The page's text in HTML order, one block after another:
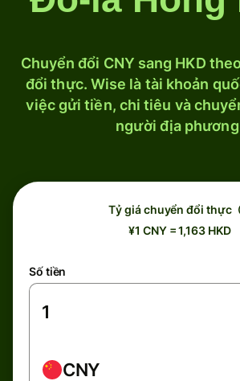
Chuyển đổi CNY sang HKD
đổi thực. Wise là tài khoản
việc gửi tiền, chi tiêu và
người địa
Tỷ giá chuyển đổi thực
¥1 CNY = 1,163 HKD
Số tiền
CNY